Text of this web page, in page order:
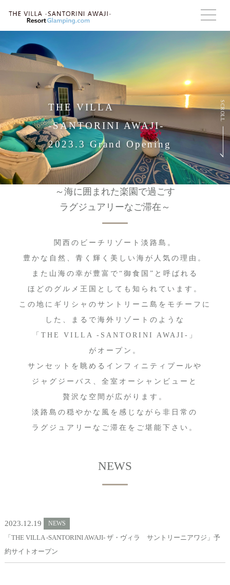
SCROLL
THE VILLA
-SANTORINI AWAJI-
2023.3 Grand Opening
～海に囲まれた楽園で過ごす
ラグジュアリーなご滞在～
関西のビーチリゾート淡路島。
豊かな自然、青く輝く美しい海が人気の理由。
また山海の幸が豊富で“御食国”と呼ばれる
ほどのグルメ王国としても知られています。
この地にギリシャのサントリーニ島をモチーフに
した、まるで海外リゾートのような
「THE VILLA -SANTORINI AWAJI-」
がオープン。
サンセットを眺めるインフィニティプールや
ジャグジーバス、全室オーシャンビューと
贅沢な空間が広がります。
淡路島の穏やかな風を感じながら非日常の
ラグジュアリーなご滞在をご堪能下さい。
NEWS
2023.12.19 NEWS
「THE VILLA -SANTORINI AWAJI- ザ・ヴィラ サントリーニアワジ」予
約サイトオープン